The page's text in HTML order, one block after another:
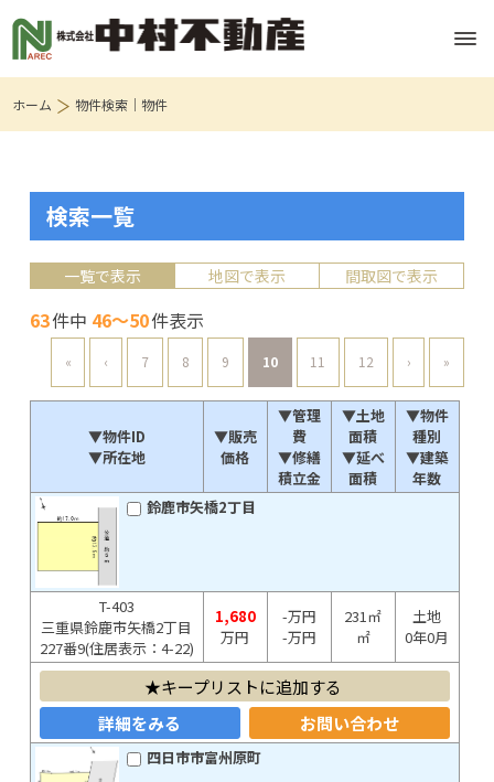
ホーム 物件検索｜物件
検索一覧
一覧で表示 地図で表示 間取図で表示
63件中 46～50件表示
« ‹ 7 8 9 10 11 12 › »
▼物件ID
▼所在地
▼販売
価格
▼管理
費
▼修繕
積立金
▼土地
面積
▼延べ
面積
▼物件
種別
▼建築
年数
鈴鹿市矢橋2丁目
T-403
三重県鈴鹿市矢橋2丁目
227番9(住居表示：4-22)
1,680
万円
-万円
-万円
231㎡
㎡
土地
0年0月
キープリストに追加する
詳細をみる
お問い合わせ
四日市市富州原町